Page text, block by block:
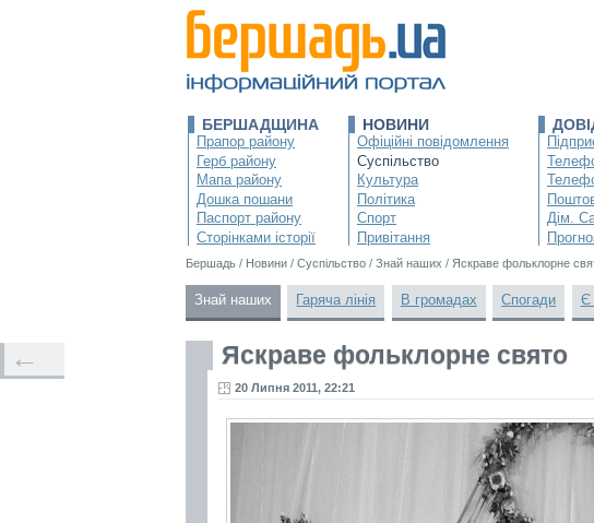
БЕРШАДЩИНА
Прапор району
Герб району
Мапа району
Дошка пошани
Паспорт району
Сторінками історії
НОВИНИ
Офіційні повідомлення
Суспільство
Культура
Політика
Спорт
Привітання
Дім.
Бершадь / Новини / Суспільство / Знай наших / Яскраве фольклорне
Знай наших Гаряча лінія В громадах Спогади Є
Яскраве фольклорне свято
20 Липня 2011, 22:21
←